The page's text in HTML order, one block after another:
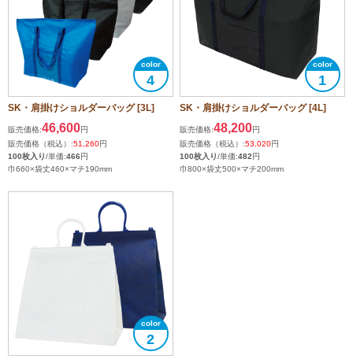
4
SK・肩掛けショルダーバッグ [3L]
販売価格:46,600円
販売価格（税込）:51,260円
100枚入り/単価:466円
巾660×袋丈460×マチ190mm
1
SK・肩掛けショルダーバッグ [4L]
販売価格:48,200円
販売価格（税込）:53,020円
100枚入り/単価:482円
巾800×袋丈500×マチ200mm
2